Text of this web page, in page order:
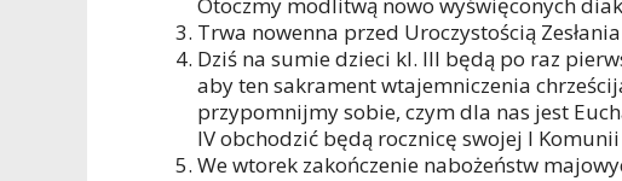
Otoczmy modlitwą nowo wyświęconych
Trwa nowenna przed Uroczystością
Dziś na sumie dzieci kl. III będą po raz
aby ten sakrament wtajemniczenia
przypomnijmy sobie, czym dla nas jest
IV obchodzić będą rocznicę swojej I Komunii
We wtorek zakończenie nabożeństw